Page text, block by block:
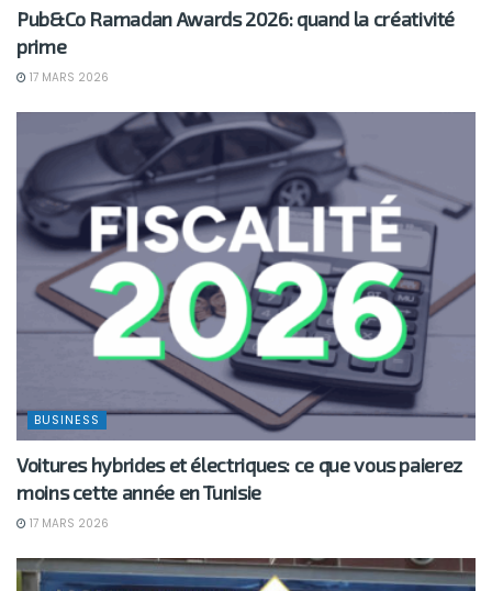
Pub&Co Ramadan Awards 2026: quand la créativité
prime
17 MARS 2026
BUSINESS
Voitures hybrides et électriques: ce que vous paierez
moins cette année en Tunisie
17 MARS 2026